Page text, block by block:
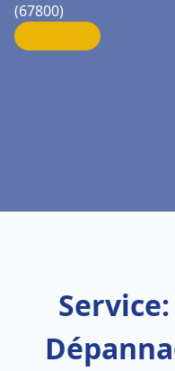
(67800)